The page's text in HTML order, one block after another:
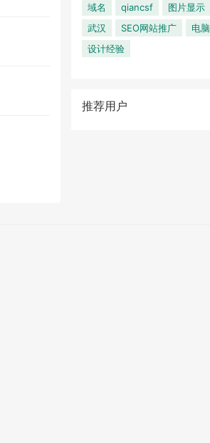
域名
qiancsf
图片显示
武汉
SEO网站推广
电脑
设计经验
推荐用户